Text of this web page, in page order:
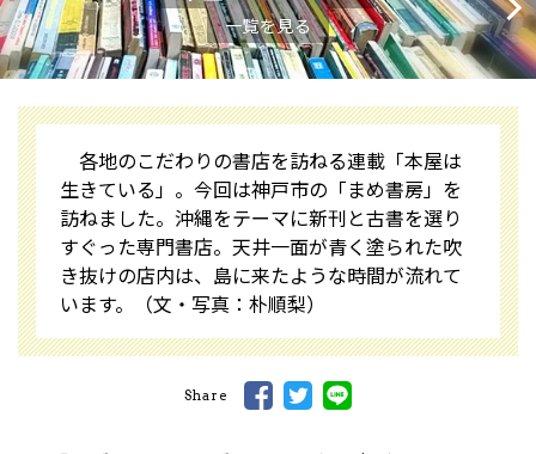
一覧を見る
各地のこだわりの書店を訪ねる連載「本屋は
生きている」。今回は神戸市の「まめ書房」を
訪ねました。沖縄をテーマに新刊と古書を選り
すぐった専門書店。天井一面が青く塗られた吹
き抜けの店内は、島に来たような時間が流れて
います。（文・写真：朴順梨）
Share